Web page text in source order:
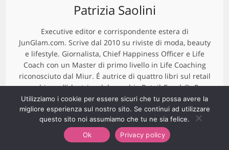
Patrizia Saolini
Executive editor e corrispondente estera di
JunGlam.com. Scrive dal 2010 su riviste di moda, beauty
e lifestyle. Giornalista, Chief Happiness Officer e Life
Coach con un Master di primo livello in Life Coaching
riconosciuto dal Miur. É autrice di quattro libri sul retail
coaching e l'ideatrice del marchio Retail Coach®. Per
Junglam segue le maggiori fashion week internazionali e
gli eventi lifestyle in Italia e all'estero, oltre che dedicarsi
alla rubrica di Life Coach.
Utilizziamo i cookie per essere sicuri che tu possa avere la
migliore esperienza sul nostro sito. Se continui ad utilizzare
questo sito noi assumiamo che tu ne sia felice.
Ok
Privacy policy